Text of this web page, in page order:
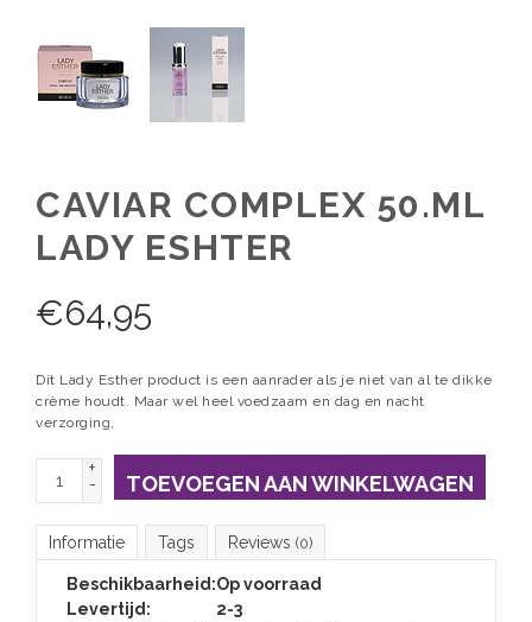
CAVIAR COMPLEX 50.ML
LADY ESHTER
€64,95
Dit Lady Esther product is een aanrader als je niet van al te dikke
crème houdt. Maar wel heel voedzaam en dag en nacht
verzorging,
+
-
TOEVOEGEN AAN WINKELWAGEN
Informatie Tags Reviews (0)
Beschikbaarheid:Op voorraad
Levertijd:
2-3